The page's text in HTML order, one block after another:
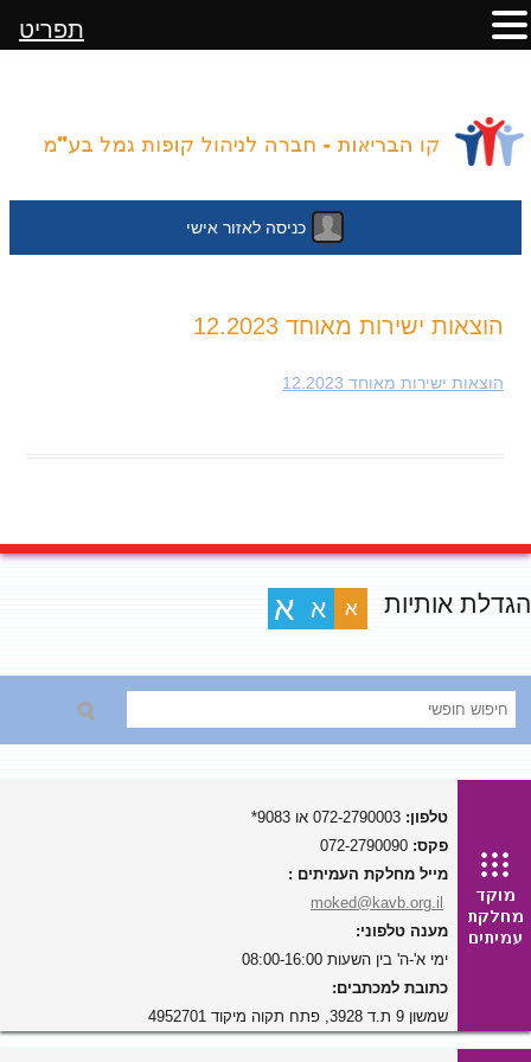
כניסה לאזור אישי
לתוכן
הוצאות ישירות מאוחד 12.2023
הוצאות ישירות מאוחד 12.2023
הגדלת אותיות א א א
טלפון:
פקס:
מייל מחלקת העמיתים :
moked@kavb.org.il
מענה טלפוני:
ימי א'-ה' בין השעות 08:00-16:00
כתובת למכתבים:
שמשון 9 ת.ד 3928, פתח תקוה מיקוד 4952701
תפריט